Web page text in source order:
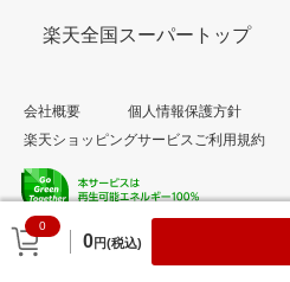
0
0円(税込)
楽天全国スーパートップ
会社概要
個人情報保護方針
楽天ショッピングサービスご利用規約
© Rakuten Group, Inc.